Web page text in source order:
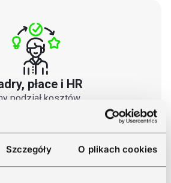
Szczegóły O plikach cookies
płace i HR
podział kosztów
pracowników
do różnych modeli